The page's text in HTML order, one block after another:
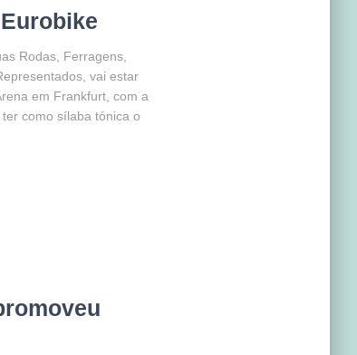
Rodas, Ferragens,
vai estar
em Frankfurt, com a
como sílaba tónica o